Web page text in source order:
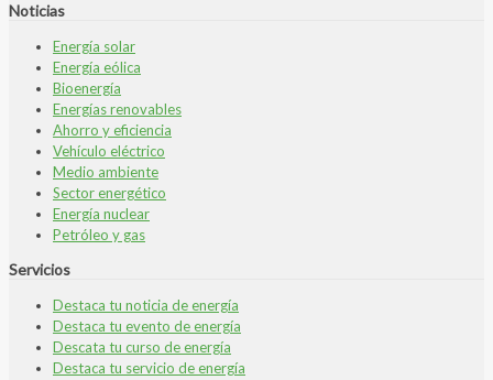
Noticias
Energía solar
Energía eólica
Bioenergía
Energías renovables
Ahorro y eficiencia
Vehículo eléctrico
Medio ambiente
Sector energético
Energía nuclear
Petróleo y gas
Servicios
Destaca tu noticia de energía
Destaca tu evento de energía
Descata tu curso de energía
Destaca tu servicio de energía